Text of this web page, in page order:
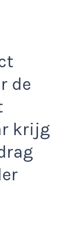
de
krijg